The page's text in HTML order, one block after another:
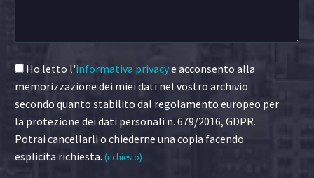
Ho letto l'informativa privacye acconsento alla
memorizzazione dei miei dati nel vostro archivio
secondo quanto stabilito dal regolamento europeo per
la protezione dei dati personali n. 679/2016, GDPR.
Potrai cancellarli o chiederne una copia facendo
esplicita richiesta. (richiesto)